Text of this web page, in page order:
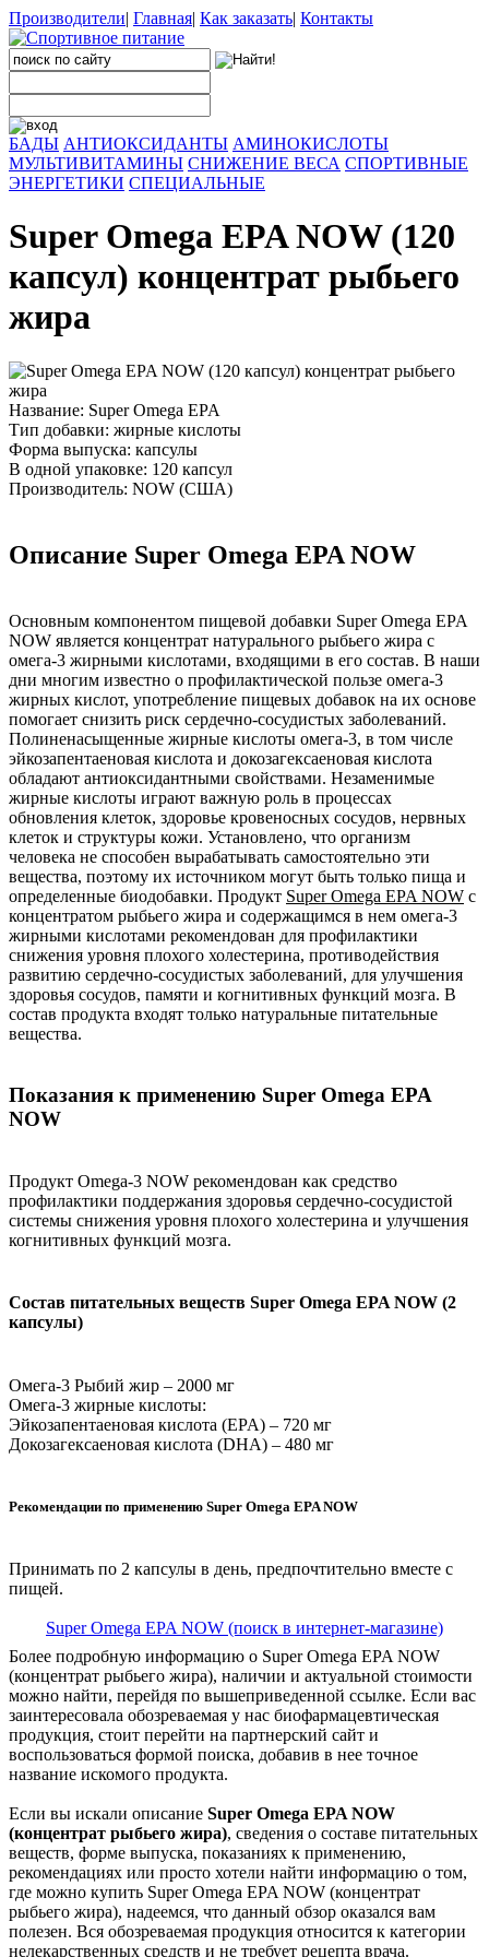
Производители| Главная| Как заказать| Контакты
БАДЫ АНТИОКСИДАНТЫ АМИНОКИСЛОТЫ
МУЛЬТИВИТАМИНЫ СНИЖЕНИЕ ВЕСА СПОРТИВНЫЕ
ЭНЕРГЕТИКИ СПЕЦИАЛЬНЫЕ
Super Omega EPA NOW (120
капсул) концентрат рыбьего
жира
Название: Super Omega EPA
Тип добавки: жирные кислоты
Форма выпуска: капсулы
В одной упаковке: 120 капсул
Производитель: NOW (США)
Описание Super Omega EPA NOW
Основным компонентом пищевой добавки Super Omega EPA
NOW является концентрат натурального рыбьего жира с
омега-3 жирными кислотами, входящими в его состав. В наши
дни многим известно о профилактической пользе омега-3
жирных кислот, употребление пищевых добавок на их основе
помогает снизить риск сердечно-сосудистых заболеваний.
Полиненасыщенные жирные кислоты омега-3, в том числе
эйкозапентаеновая кислота и докозагексаеновая кислота
обладают антиоксидантными свойствами. Незаменимые
жирные кислоты играют важную роль в процессах
обновления клеток, здоровье кровеносных сосудов, нервных
клеток и структуры кожи. Установлено, что организм
человека не способен вырабатывать самостоятельно эти
вещества, поэтому их источником могут быть только пища и
определенные биодобавки. Продукт Super Omega EPA NOW с
концентратом рыбьего жира и содержащимся в нем омега-3
жирными кислотами рекомендован для профилактики
снижения уровня плохого холестерина, противодействия
развитию сердечно-сосудистых заболеваний, для улучшения
здоровья сосудов, памяти и когнитивных функций мозга. В
состав продукта входят только натуральные питательные
вещества.
Показания к применению Super Omega EPA
NOW
Продукт Omega-3 NOW рекомендован как средство
профилактики поддержания здоровья сердечно-сосудистой
системы снижения уровня плохого холестерина и улучшения
когнитивных функций мозга.
Состав питательных веществ Super Omega EPA NOW (2
капсулы)
Омега-3 Рыбий жир – 2000 мг
Омега-3 жирные кислоты:
Эйкозапентаеновая кислота (EPA) – 720 мг
Докозагексаеновая кислота (DHA) – 480 мг
Рекомендации по применению Super Omega EPA NOW
Принимать по 2 капсулы в день, предпочтительно вместе с
пищей.
Super Omega EPA NOW (поиск в интернет-магазине)
Более подробную информацию о Super Omega EPA NOW
(концентрат рыбьего жира), наличии и актуальной стоимости
можно найти, перейдя по вышеприведенной ссылке. Если вас
заинтересовала обозреваемая у нас биофармацевтическая
продукция, стоит перейти на партнерский сайт и
воспользоваться формой поиска, добавив в нее точное
название искомого продукта.
Если вы искали описание Super Omega EPA NOW
(концентрат рыбьего жира), сведения о составе питательных
веществ, форме выпуска, показаниях к применению,
рекомендациях или просто хотели найти информацию о том,
где можно купить Super Omega EPA NOW (концентрат
рыбьего жира), надеемся, что данный обзор оказался вам
полезен. Вся обозреваемая продукция относится к категории
нелекарственных средств и не требует рецепта врача.